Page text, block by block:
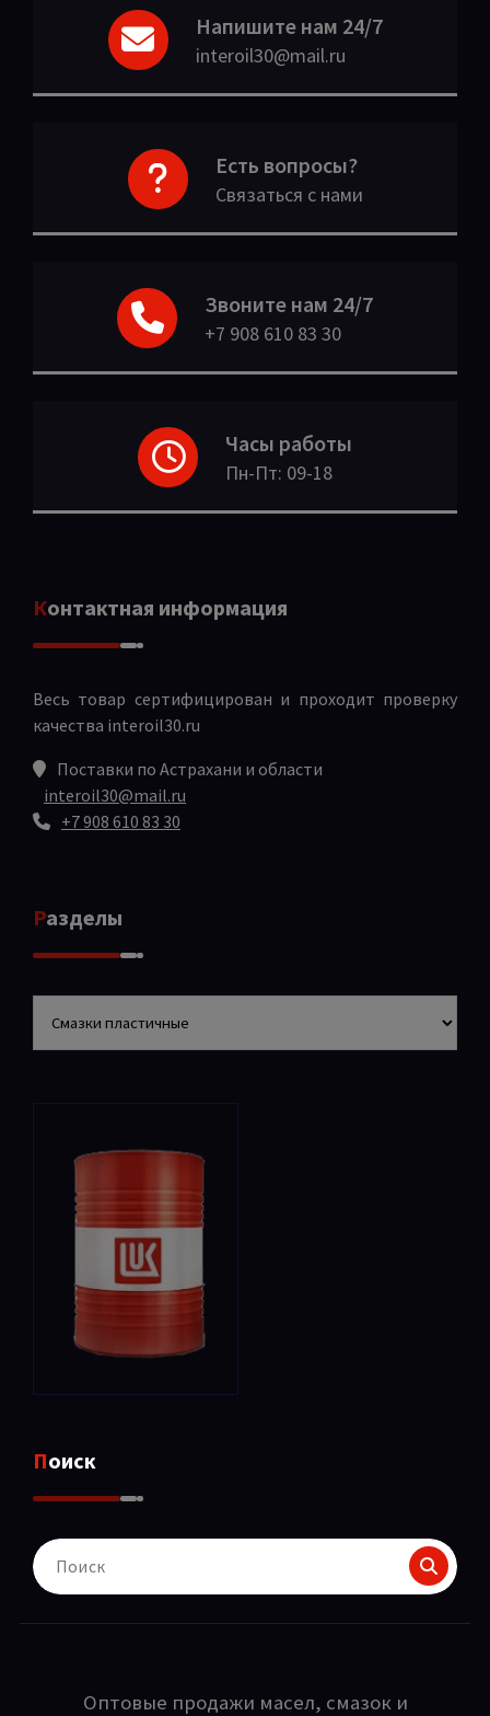
Напишите нам 24/7
interoil30@mail.ru
Есть вопросы?
Связаться с нами
Звоните нам 24/7
+7 908 610 83 30
Часы работы
Пн-Пт: 09-18
Контактная информация
Весь товар сертифицирован и проходит проверку
качества interoil30.ru
Поставки по Астрахани и области
interoil30@mail.ru
+7 908 610 83 30
Разделы
Поиск
Поиск
для:
Оптовые продажи масел, смазок и